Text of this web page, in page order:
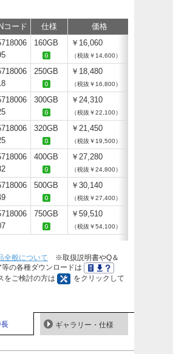
コード 仕様 価格
160GB ￥16,060
（税抜￥14,600）
250GB ￥18,480
（税抜￥16,800）
300GB ￥24,310
（税抜￥22,100）
320GB ￥21,450
（税抜￥19,500）
400GB ￥27,280
（税抜￥24,800）
500GB ￥30,140
（税抜￥27,400）
750GB ￥59,510
（税抜￥54,100）
全般について ※取扱説明書やQ＆
の各種ダウンロードは
をご検討の方は
をクリックして
ギャラリー・仕様